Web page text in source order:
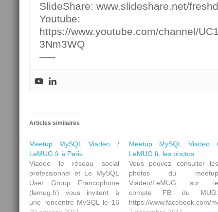
SlideShare: www.slideshare.net/
Youtube:
https://www.youtube.com/channel/
3Nm3WQ
—–
Articles similaires
Meetup MySQL Viadeo /
LeMUG.fr à Paris
Viadeo le réseau social
professionnel et Le MySQL
User Group Francophone
(lemug.fr) vous invitent à
une rencontre MySQL le 16
Meetup MySQL Viadeo
LeMUG.fr, les photos
Vous pouvez consulter
photos du
Viadeo/LeMUG sur
compte FB du
https://www.facebook.com/